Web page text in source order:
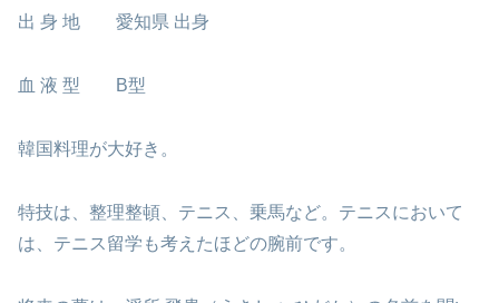
出 身 地 愛知県 出身
血 液 型 B型
韓国料理が大好き。
特技は、整理整頓、テニス、乗馬など。テニスにおいて
は、テニス留学も考えたほどの腕前です。